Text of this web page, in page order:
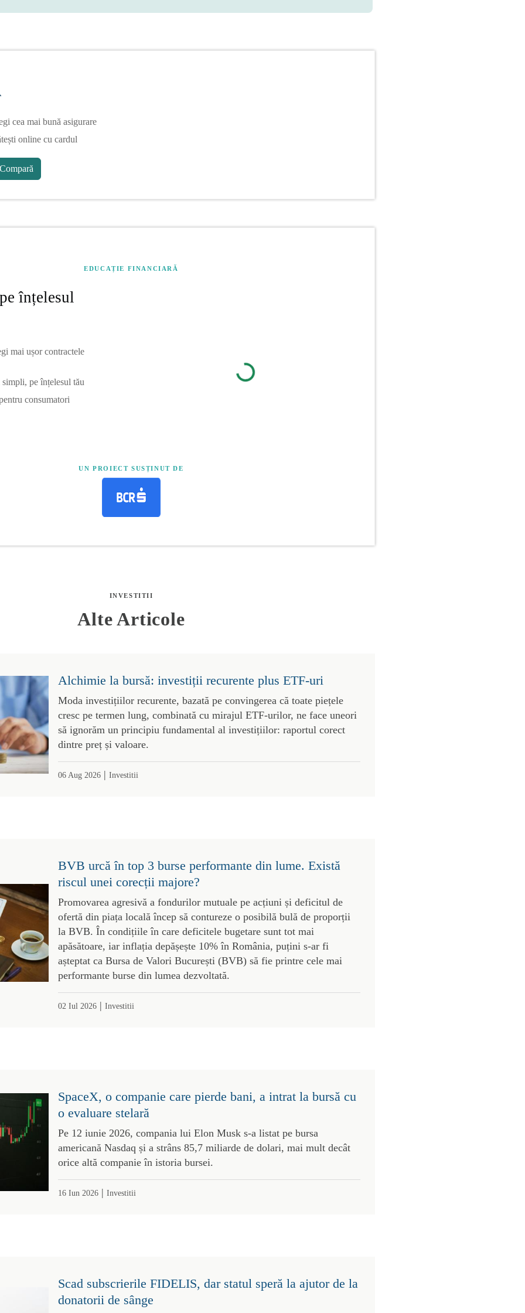
cea mai bună asigurare
online cu cardul
EDUCAȚIE FINANCIARĂ
înțelesul
mai ușor contractele
pe înțelesul tău
consumatori
UN PROIECT SUSȚINUT DE
INVESTITII
Alte Articole
Alchimie la bursă: investiții recurente plus ETF-uri
Moda investițiilor recurente, bazată pe convingerea că toate piețele
cresc pe termen lung, combinată cu mirajul ETF-urilor, ne face uneori
să ignorăm un principiu fundamental al investițiilor: raportul corect
dintre preț și valoare.
06 Aug 2026| Investitii
BVB urcă în top 3 burse performante din lume. Există
riscul unei corecții majore?
Promovarea agresivă a fondurilor mutuale pe acțiuni și deficitul de
ofertă din piața locală încep să contureze o posibilă bulă de proporții
la BVB. În condițiile în care deficitele bugetare sunt tot mai
apăsătoare, iar inflația depășește 10% în România, puțini s-ar fi
așteptat ca Bursa de Valori București (BVB) să fie printre cele mai
performante burse din lumea dezvoltată.
02 Iul 2026| Investitii
SpaceX, o companie care pierde bani, a intrat la bursă cu
o evaluare stelară
Pe 12 iunie 2026, compania lui Elon Musk s-a listat pe bursa
americană Nasdaq și a strâns 85,7 miliarde de dolari, mai mult decât
orice altă companie în istoria bursei.
16 Iun 2026| Investitii
Scad subscrierile FIDELIS, dar statul speră la ajutor de la
donatorii de sânge